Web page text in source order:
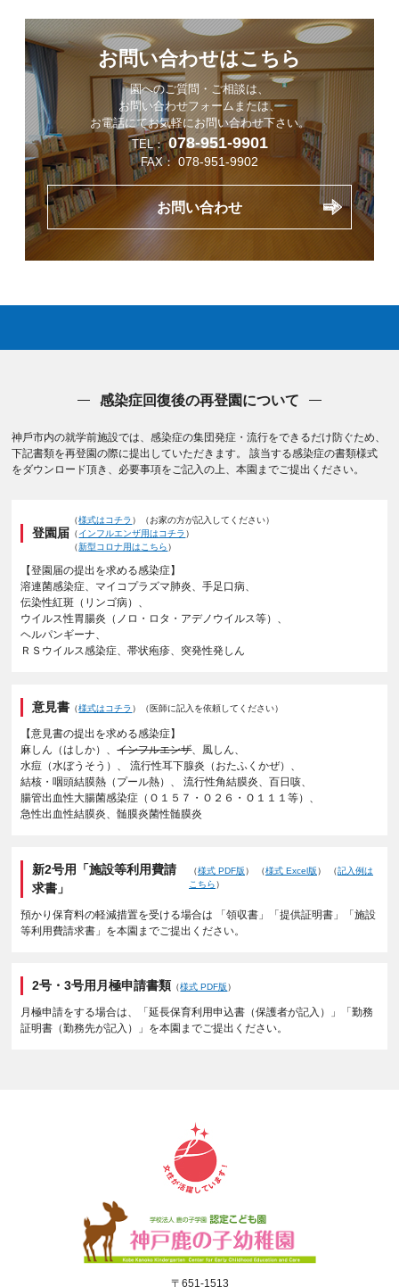
お問い合わせはこちら
園へのご質問・ご相談は、
お問い合わせフォームまたは、
お電話にてお気軽にお問い合わせ下さい。
TEL：078-951-9901
FAX： 078-951-9902
お問い合わせ
感染症回復後の再登園について
神⼾市内の就学前施設では、感染症の集団発症・流⾏をできるだけ防ぐため、
下記書類を再登園の際に提出していただきます。 該当する感染症の書類様式
をダウンロード頂き、必要事項をご記⼊の上、本園までご提出ください。
登園届
（様式はコチラ）（お家の⽅が記⼊してください）
（インフルエンザ用はコチラ）
（新型コロナ用はこちら）
【登園届の提出を求める感染症】
溶連菌感染症、マイコプラズマ肺炎、⼿⾜⼝病、
伝染性紅斑（リンゴ病）、
ウイルス性胃腸炎（ノロ・ロタ・アデノウイルス等）、
ヘルパンギーナ、
ＲＳウイルス感染症、帯状疱疹、突発性発しん
意⾒書 （様式はコチラ）（医師に記⼊を依頼してください）
【意⾒書の提出を求める感染症】
⿇しん（はしか）、インフルエンザ、⾵しん、
⽔痘（⽔ぼうそう）、
流⾏性⽿下腺炎（おたふくかぜ）、
結核・咽頭結膜熱（プール熱）、
流⾏性⾓結膜炎、百⽇咳、
腸管出⾎性⼤腸菌感染症（Ｏ１５７・Ｏ２６・Ｏ１１１等）、
急性出⾎性結膜炎、髄膜炎菌性髄膜炎
新2号用「施設等利用費請
求書」
（様式 PDF版） （様式 Excel版） （記入例は
こちら）
預かり保育料の軽減措置を受ける場合は 「領収書」「提供証明書」「施設
等利用費請求書」を本園までご提出ください。
2号・3号用月極申請書類 （様式 PDF版）
月極申請をする場合は、「延長保育利用申込書（保護者が記入）」「勤務
証明書（勤務先が記入）」を本園までご提出ください。
〒651-1513